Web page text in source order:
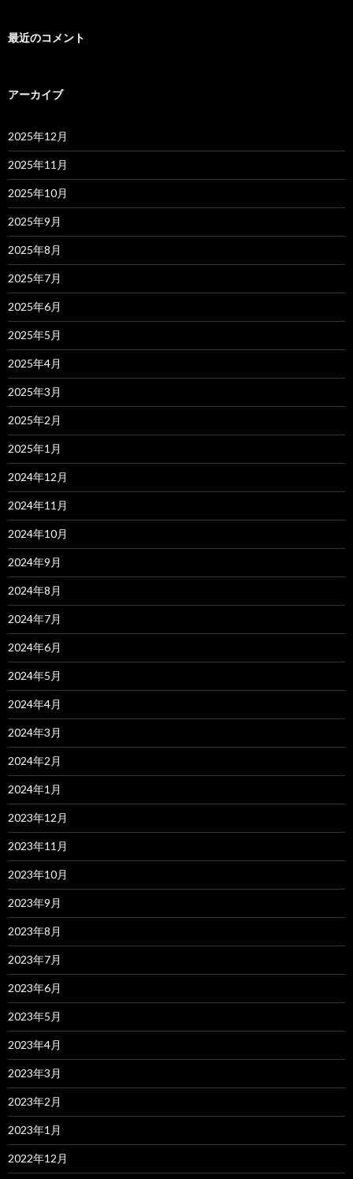
最近のコメント
アーカイブ
2025年12月
2025年11月
2025年10月
2025年9月
2025年8月
2025年7月
2025年6月
2025年5月
2025年4月
2025年3月
2025年2月
2025年1月
2024年12月
2024年11月
2024年10月
2024年9月
2024年8月
2024年7月
2024年6月
2024年5月
2024年4月
2024年3月
2024年2月
2024年1月
2023年12月
2023年11月
2023年10月
2023年9月
2023年8月
2023年7月
2023年6月
2023年5月
2023年4月
2023年3月
2023年2月
2023年1月
2022年12月